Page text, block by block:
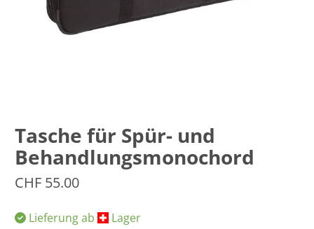
Tasche für Spür- und
Behandlungsmonochord
CHF 55.00
Lieferung ab
​Lager